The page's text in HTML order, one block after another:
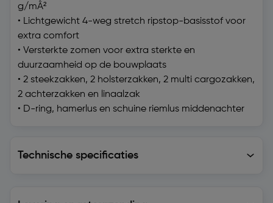
g/mÂ²
• Lichtgewicht 4-weg stretch ripstop-basisstof voor
extra comfort
• Versterkte zomen voor extra sterkte en
duurzaamheid op de bouwplaats
• 2 steekzakken, 2 holsterzakken, 2 multi cargozakken,
2 achterzakken en linaalzak
• D-ring, hamerlus en schuine riemlus middenachter
Technische specificaties